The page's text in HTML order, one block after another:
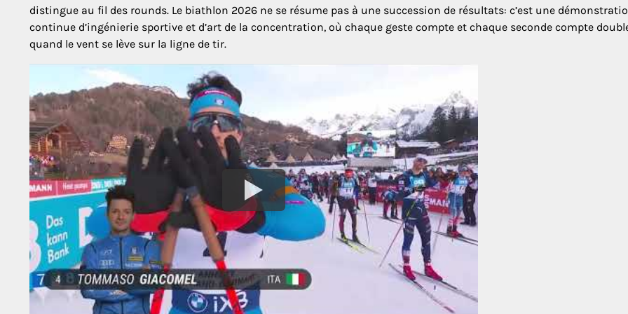
distingue au fil des rounds. Le biathlon 2026 ne se résume pas à une succession de résultats: c’est une
continue d’ingénierie sportive et d’art de la concentration, où chaque geste compte et chaque seconde compte
quand le vent se lève sur la ligne de tir.